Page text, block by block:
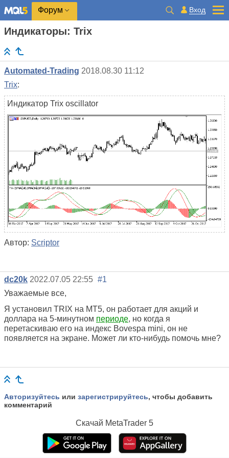
Форум Вход
Индикаторы: Trix
Automated-Trading 2018.08.30 11:12
Trix:
Индикатор Trix oscillator
Автор: Scriptor
dc20k 2022.07.05 22:55 #1
Уважаемые все,
Я установил TRIX на MT5, он работает для акций и
доллара на 5-минутном периоде, но когда я
перетаскиваю его на индекс Bovespa mini, он не
появляется на экране. Может ли кто-нибудь помочь мне?
Авторизуйтесь или зарегистрируйтесь, чтобы добавить
комментарий
Скачай MetaTrader 5